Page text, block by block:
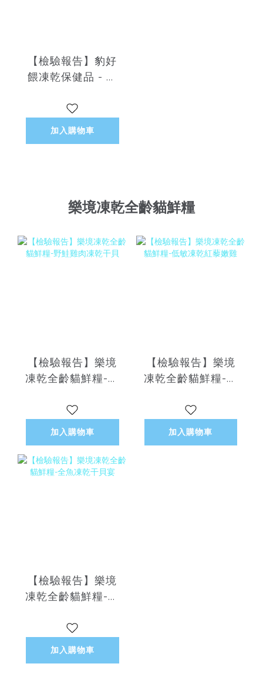
【檢驗報告】豹好
餵凍乾保健品 - 豹
節保健）
加入購物車
樂境凍乾全齡貓鮮糧
【檢驗報告】樂境
凍乾全齡貓鮮糧-野
加入購物車
【檢驗報告】樂境
凍乾全齡貓鮮糧-低
加入購物車
【檢驗報告】樂境
凍乾全齡貓鮮糧-全
加入購物車